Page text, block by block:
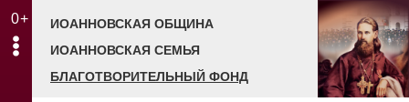
0+
ИОАННОВСКАЯ ОБЩИНА
ИОАННОВСКАЯ СЕМЬЯ
БЛАГОТВОРИТЕЛЬНЫЙ ФОНД